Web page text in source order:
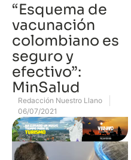
“Esquema de
vacunación
colombiano es
seguro y
efectivo”:
MinSalud
Redacción Nuestro Llano
06/07/2021